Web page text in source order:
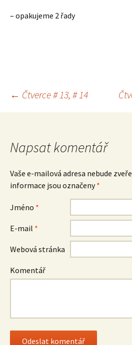
– opakujeme 2 řady
Navigace
pro
příspěvek
← Čtverce # 13, # 14
Napsat komentář
Vaše e-mailová adresa nebude
informace jsou označeny*
Jméno *
E-mail *
Webová stránka
Komentář